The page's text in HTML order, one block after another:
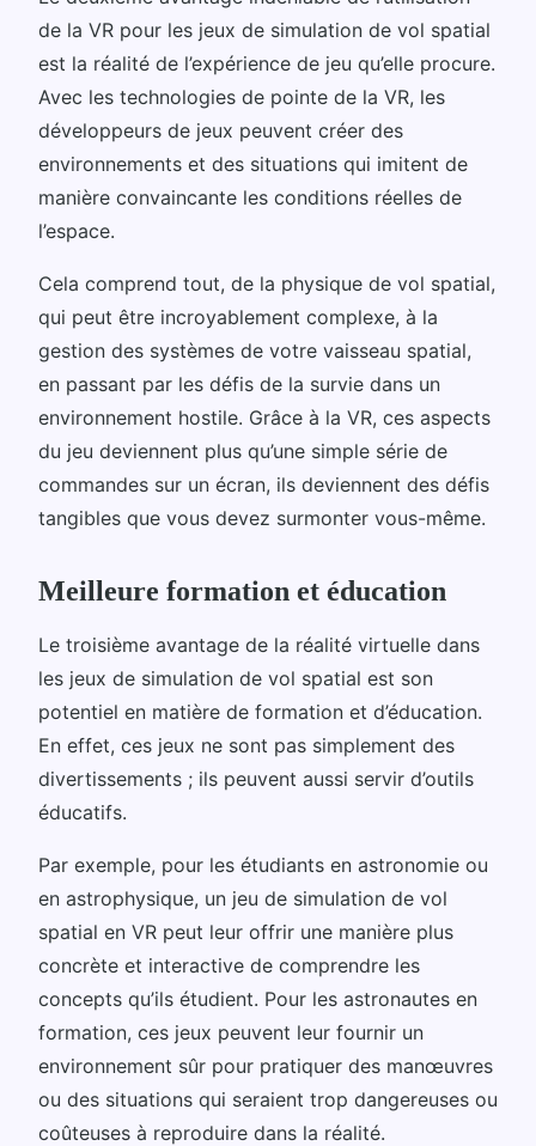
de la VR pour les jeux de simulation de vol spatial
est la réalité de l’expérience de jeu qu’elle procure.
Avec les technologies de pointe de la VR, les
développeurs de jeux peuvent créer des
environnements et des situations qui imitent de
manière convaincante les conditions réelles de
l’espace.
Cela comprend tout, de la physique de vol spatial,
qui peut être incroyablement complexe, à la
gestion des systèmes de votre vaisseau spatial,
en passant par les défis de la survie dans un
environnement hostile. Grâce à la VR, ces aspects
du jeu deviennent plus qu’une simple série de
commandes sur un écran, ils deviennent des défis
tangibles que vous devez surmonter vous-même.
Meilleure formation et éducation
Le troisième avantage de la réalité virtuelle dans
les jeux de simulation de vol spatial est son
potentiel en matière de formation et d’éducation.
En effet, ces jeux ne sont pas simplement des
divertissements ; ils peuvent aussi servir d’outils
éducatifs.
Par exemple, pour les étudiants en astronomie ou
en astrophysique, un jeu de simulation de vol
spatial en VR peut leur offrir une manière plus
concrète et interactive de comprendre les
concepts qu’ils étudient. Pour les astronautes en
formation, ces jeux peuvent leur fournir un
environnement sûr pour pratiquer des manœuvres
ou des situations qui seraient trop dangereuses ou
coûteuses à reproduire dans la réalité.